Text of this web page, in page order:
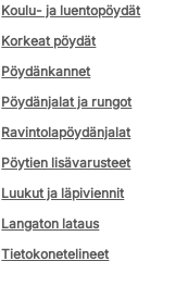
Koulu- ja luentopöydät
Korkeat pöydät
Pöydänkannet
Pöydänjalat ja rungot
Ravintolapöydänjalat
Pöytien lisävarusteet
Luukut ja läpiviennit
Langaton lataus
Tietokonetelineet